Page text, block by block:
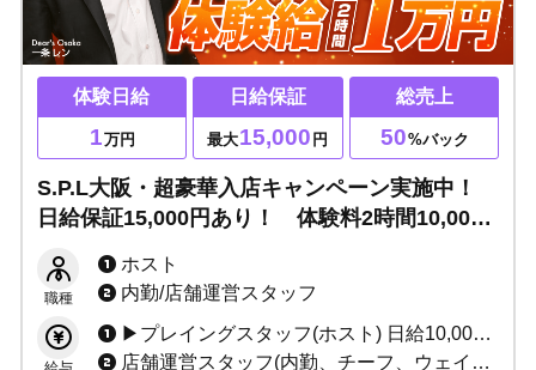
体験日給
1万円
日給保証
最大15,000 円
総売上
50%バック
S.P.L大阪・超豪華入店キャンペーン実施中！
日給保証15,000円あり！ 体験料2時間10,000
職種
ホスト
内勤/店舗運営スタッフ
▶プレイングスタッフ(ホスト) 日給10,000円 ＋総売計最大50%バック〜 ＋高額ボトル買取制度 ＋永久的なリファーラル手当 今なら日給10,000円→15,000円！ 他、多数賞金あり！
店舗運営スタッフ(内勤、チーフ、ウェイター) 日給10,000円 ＋店舗売上バック ＋永久的なリファーラル手当 ※場合によってはプレイングスタッフより稼げます！ ボーナス年２回！